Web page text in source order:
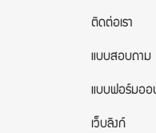
ติดต่อเรา
แบบสอบถาม
แบบฟอร์มออ
เว็บลิงก์